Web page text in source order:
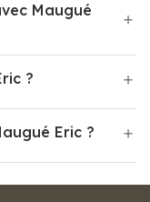
Maugué
?
Eric ?